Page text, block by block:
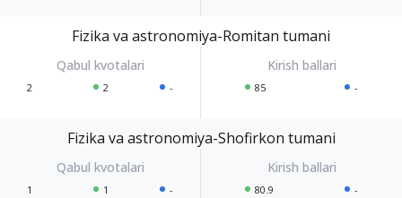
Fizika va astronomiya-Romitan tumani
2 2 - 85 -
Fizika va astronomiya-Shofirkon tumani
1 1 - 80.9 -